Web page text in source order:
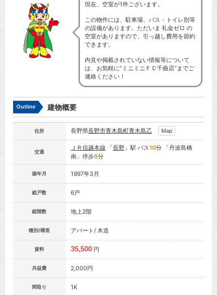
現在、空室が1件ございます。
この物件には、駐車場、バス・トイレ別等
の設備があります。ただいま 礼金ゼロ の
空室がありますので、引っ越し費用を節約
できます。
内見や掲載されていない情報等について
は、お気軽に”ミニミニＦＣ千曲店”までご
連絡ください！
Outline 建物概要
住所 長野県長野市青木島町青木島乙 Map
交通
ＪＲ信越本線 「長野」駅 バス10分 「丹波島橋
南」停歩5分
築年月 1997年3月
総戸数 6戸
総階数 地上2階
種別/構造 アパート/ 木造
賃料 35,500 円
共益費 2,000円
間取り 1K